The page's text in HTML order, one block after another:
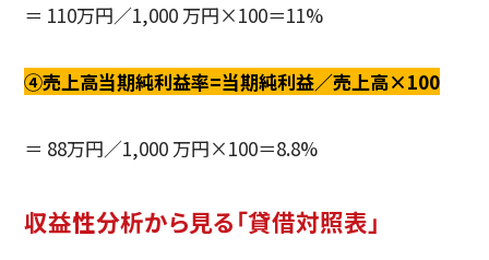
＝ 110万円／1,000 万円×100＝11%
④売上高当期純利益率=当期純利益／売上高×100
＝ 88万円／1,000 万円×100＝8.8%
収益性分析から見る「貸借対照表」